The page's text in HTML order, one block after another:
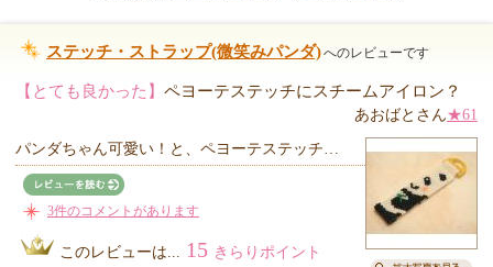
ステッチ・ストラップ(微笑みパンダ)へのレビューです
【とても良かった】 ペヨーテステッチにスチームアイロン？
あおばとさん★61
パンダちゃん可愛い！と、ペヨーテステッチ…
3件のコメントがあります
このレビューは... 15 きらりポイント